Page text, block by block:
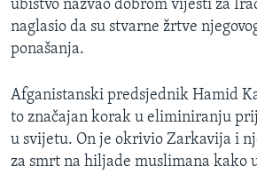
ubistvo nazvao dobrom vijesti za
naglasio da su stvarne žrtve
ponašanja.
Afganistanski predsjednik Hamid
to značajan korak u eliminiranju
u svijetu. On je okrivio Zarkavija i
za smrt na hiljade muslimana kako